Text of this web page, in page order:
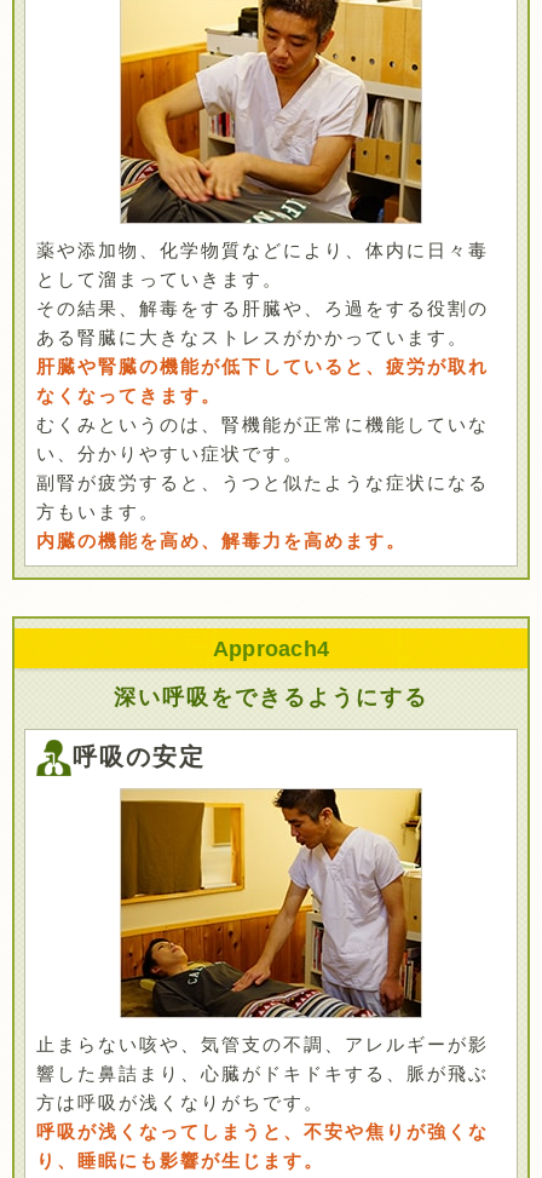
薬や添加物、化学物質などにより、体内に日々毒
として溜まっていきます。
その結果、解毒をする肝臓や、ろ過をする役割の
ある腎臓に大きなストレスがかかっています。
肝臓や腎臓の機能が低下していると、疲労が取れ
なくなってきます。
むくみというのは、腎機能が正常に機能していな
い、分かりやすい症状です。
副腎が疲労すると、うつと似たような症状になる
方もいます。
内臓の機能を高め、解毒力を高めます。
Approach4
深い呼吸をできるようにする
呼吸の安定
止まらない咳や、気管支の不調、アレルギーが影
響した鼻詰まり、心臓がドキドキする、脈が飛ぶ
方は呼吸が浅くなりがちです。
呼吸が浅くなってしまうと、不安や焦りが強くな
り、睡眠にも影響が生じます。